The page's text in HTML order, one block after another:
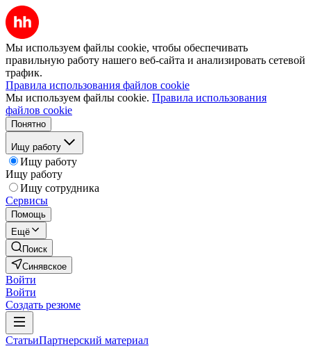
Мы используем файлы cookie, чтобы обеспечивать
правильную работу нашего веб-сайта и анализировать сетевой
трафик.
Правила использования файлов cookie
Мы используем файлы cookie. Правила использования
файлов cookie
Понятно
Ищу работу
Ищу работу
Ищу работу
Ищу сотрудника
Сервисы
Помощь
Ещё
Поиск
Синявское
Войти
Войти
Создать резюме
СтатьиПартнерский материал